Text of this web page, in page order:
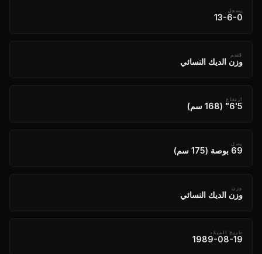
يسجل
13-6-0
قسم
وزن الديك النسائي
ارتفاع
5'6" (168 سم)
يصل
69 بوصة (175 سم)
وزن
وزن الديك النسائي
تاريخ الميلاد
1989-08-19